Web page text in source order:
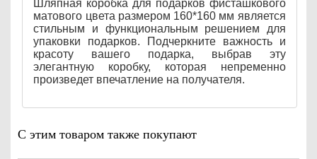
Шляпная коробка для подарков фисташкового
матового цвета размером 160*160 мм является
стильным и функциональным решением для
упаковки подарков. Подчеркните важность и
красоту вашего подарка, выбрав эту
элегантную коробку, которая непременно
произведет впечатление на получателя.
С этим товаром также покупают